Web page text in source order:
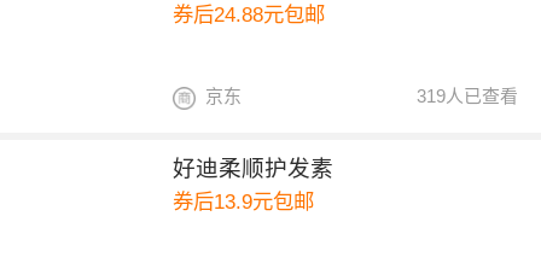
券后24.88元包邮
319人已查看
京东
好迪柔顺护发素
券后13.9元包邮